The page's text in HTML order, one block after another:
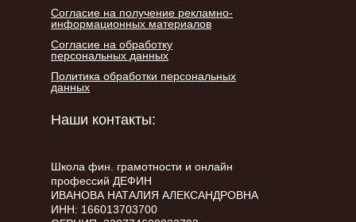
Наши контакты:
Школа фин. грамотности и онлайн
профессий ДЕФИН
ИВАНОВА НАТАЛИЯ АЛЕКСАНДРОВНА
ИНН: 166013703700
Согласие на получение рекламно-
информационных материалов
Согласие на обработку
персональных данных
Политика обработки персональных
данных